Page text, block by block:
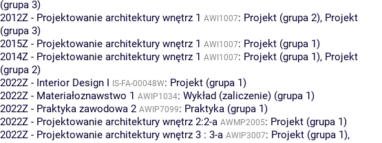
(grupa 3)
2012Z - Projektowanie architektury wnętrz 1 AWI1007: Projekt (grupa 2), Projekt
(grupa 3)
2015Z - Projektowanie architektury wnętrz 1 AWI1007: Projekt (grupa 1)
2014Z - Projektowanie architektury wnętrz 1 AWI1007: Projekt (grupa 1), Projekt
(grupa 2)
2022Z - Interior Design I IS-FA-00048W: Projekt (grupa 1)
2022Z - Materiałoznawstwo 1 AWIP1034: Wykład (zaliczenie) (grupa 1)
2022Z - Praktyka zawodowa 2 AWIP7099: Praktyka (grupa 1)
2022Z - Projektowanie architektury wnętrz 2:2-a AWMP2005: Projekt (grupa 1)
2022Z - Projektowanie architektury wnętrz 3 : 3-a AWIP3007: Projekt (grupa 1),